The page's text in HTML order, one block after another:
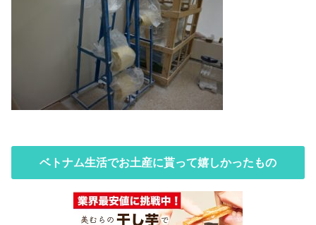
ベトナム生活でお土産に貰って嬉しかったもの